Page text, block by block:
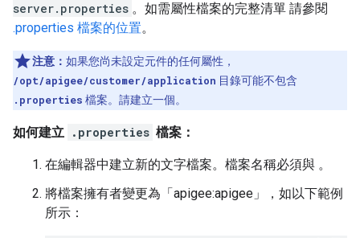
server.properties 。如需屬性檔案的完整清單 請參閱
.properties 檔案的位置。
注意： 如果您尚未設定元件的任何屬性，
/opt/apigee/customer/application 目錄可能不包含
.properties 檔案。請建立一個。
如何建立 .properties 檔案：
在編輯器中建立新的文字檔案。檔案名稱必須與 。
將檔案擁有者變更為「apigee:apigee」，如以下範例
所示：